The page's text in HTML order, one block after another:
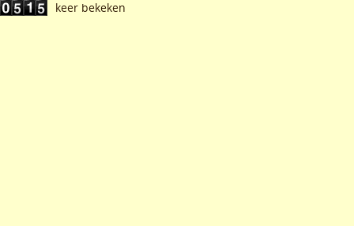
keer bekeken